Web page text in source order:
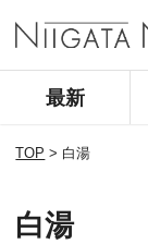
最新
TOP > 白湯
白湯